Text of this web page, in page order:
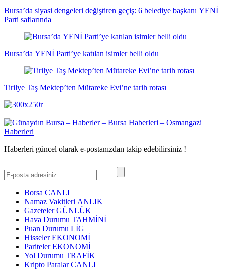
Bursa’da siyasi dengeleri değiştiren geçiş: 6 belediye başkanı YENİ
Parti saflarında
Bursa’da YENİ Parti’ye katılan isimler belli oldu
Tirilye Taş Mektep’ten Mütareke Evi’ne tarih rotası
Haberleri güncel olarak e-postanızdan takip edebilirsiniz !
Borsa CANLI
Namaz Vakitleri ANLIK
GazetelerGÜNLÜK
Hava Durumu TAHMİNİ
Puan Durumu LİG
HisselerEKONOMİ
ParitelerEKONOMİ
Yol Durumu TRAFİK
Kripto ParalarCANLI